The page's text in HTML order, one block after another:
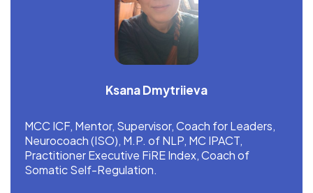
Ksana Dmytriieva
MCC ICF, Mentor, Supervisor, Coach for Leaders,
Neurocoach (ISO), M.P. of NLP, MC IPACT,
Practitioner Executive FiRE Index, Coach of
Somatic Self-Regulation.